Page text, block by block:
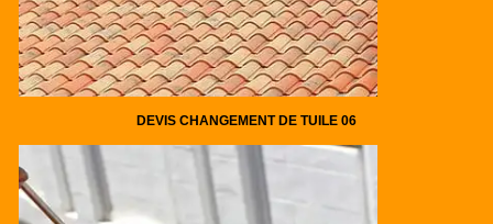
DEVIS CHANGEMENT DE TUILE 06